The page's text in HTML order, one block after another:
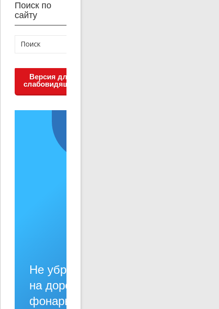
Поиск по
сайту
Версия для
слабовидящих
Не убран мусор, яма
на дороге, не горит
фонарь?